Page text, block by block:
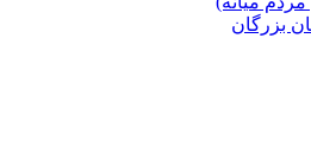
بزرگان